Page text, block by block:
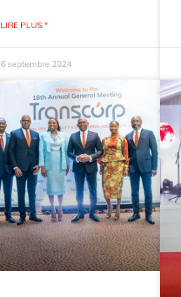
LIRE PLUS "
6 septembre 2024